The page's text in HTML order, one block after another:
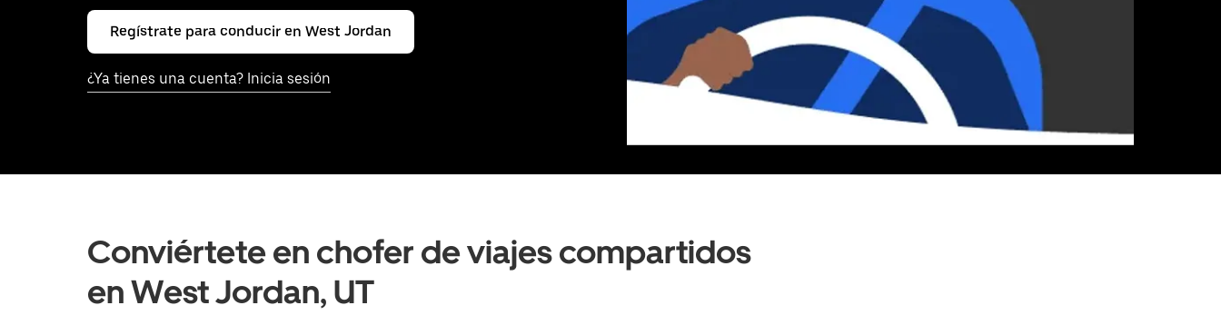
Regístrate para conducir en West Jordan
¿Ya tienes una cuenta? Inicia sesión
Conviértete en chofer de viajes compartidos
en West Jordan, UT